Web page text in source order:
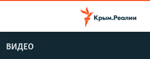
НОВОСТИ
ВИДЕО